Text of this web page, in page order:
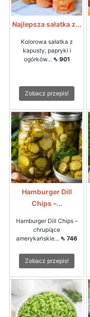
Najlepsza sałatka z...
Kolorowa sałatka z
kapusty, papryki i
ogórków... ⇖ 901
Zobacz przepis!
Hamburger Dill
Chips –...
Hamburger Dill Chips –
chrupiące
amerykańskie... ⇖ 746
Zobacz przepis!